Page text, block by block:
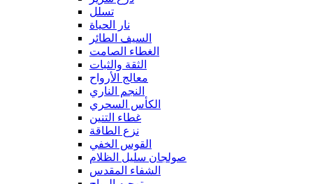
تسلل
نار الحياة
السيف الطائر
الغطاء الصامت
الثقة والثبات
معالج الأرواح
النجم الناري
الكأس السحري
غطاء التنين
نزع الطاقة
القوس الخفي
صولجان سليل الظلام
الشفاء المقدس